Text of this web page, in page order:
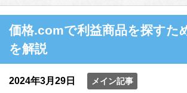
価格.comで利益商品を探すた
を解説
2024年3月29日 メイン記事